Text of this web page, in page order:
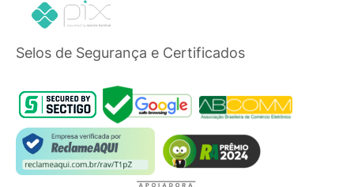
Selos de Segurança e Certificados